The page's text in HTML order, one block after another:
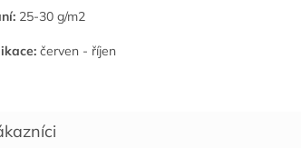
25-30 g/m2
červen - říjen